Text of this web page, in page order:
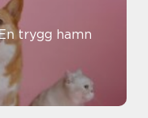
trygg hamn